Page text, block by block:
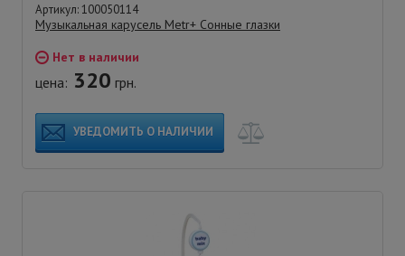
Артикул: 100050114
Музыкальная карусель Metr+ Сонные глазки
Нет в наличии
цена: 320 грн.
УВЕДОМИТЬ О НАЛИЧИИ